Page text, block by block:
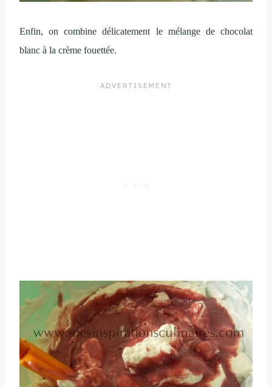
Enfin, on combine délicatement le mélange de chocolat
blanc à la crème fouettée.